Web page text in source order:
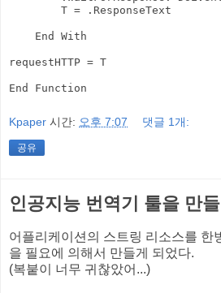
        T = .ResponseText
    End With
requestHTTP = T
Kpaper 시간: 오후 7:07 댓글 1개:
공유
인공지능 번역기 툴을 만
어플리케이션의 스트링 리소스를 한
을 필요에 의해서 만들게 되었다.
(복붙이 너무 귀찮았어...)